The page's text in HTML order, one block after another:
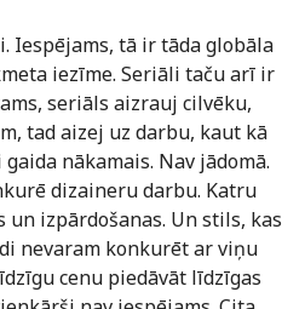
Iespējams, tā ir tāda globāla
iezīme. Seriāli taču arī ir
seriāls aizrauj cilvēku,
tad aizej uz darbu, kaut kā
nākamais. Nav jādomā.
dizaineru darbu. Katru
un izpārdošanas. Un stils, kas
nevaram konkurēt ar viņu
cenu piedāvāt līdzīgas